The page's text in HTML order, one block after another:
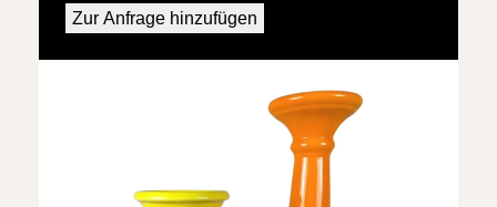
Zur Anfrage hinzufügen